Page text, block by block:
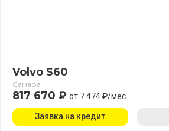
Volvo S60
Самара
817 670 ₽ от 7 474 ₽/мес
Заявка на кредит